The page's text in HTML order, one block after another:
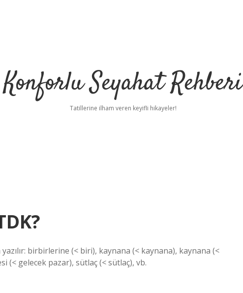
Konforlu Seyahat Rehberi
Tatillerine ilham veren keyifli hikayeler!
birbirlerine (< biri), kaynana (< kaynana), kaynana (<
(< gelecek pazar), sütlaç (< sütlaç), vb.